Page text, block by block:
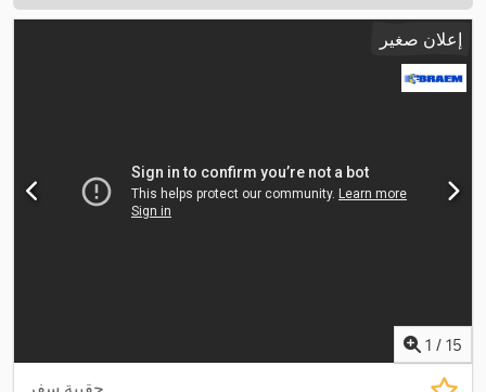
إعلان صغير
1 / 15
حقيبة سفر